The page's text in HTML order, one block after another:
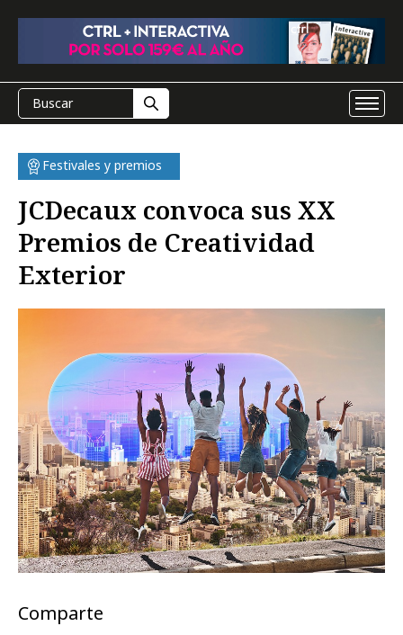
Festivales y premios
JCDecaux convoca sus XX
Premios de Creatividad
Exterior
Comparte